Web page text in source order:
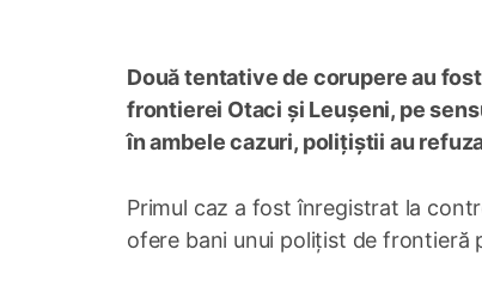
Două tentative de corupere au
frontierei Otaci și Leușeni, pe
în ambele cazuri, polițiștii au
Primul caz a fost înregistrat la
ofere bani unui polițist de frontieră